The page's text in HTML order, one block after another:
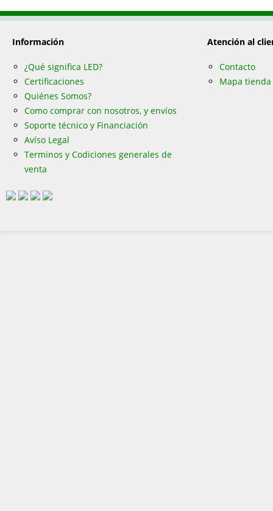
Información
¿Qué significa LED?
Certificaciones
Quiénes Somos?
Como comprar con nosotros, y envíos
Soporte técnico y Financiación
Avíso Legal
Terminos y Codiciones generales de
venta
Atención al
Contacto
Mapa tienda